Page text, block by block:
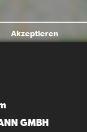
Akzeptieren
GMBH